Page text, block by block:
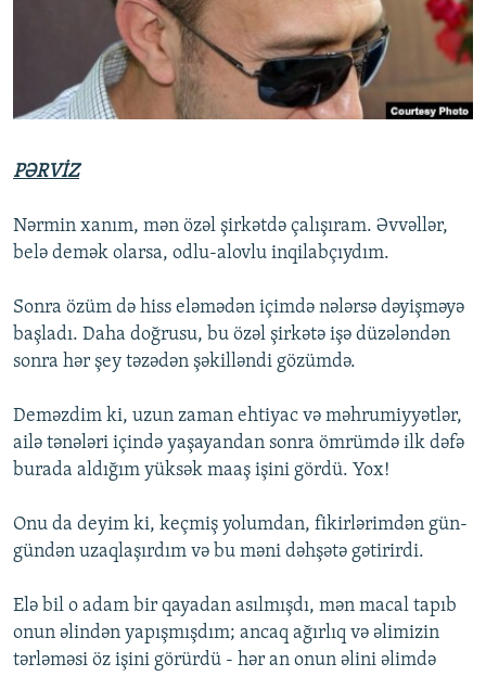
FOTOQALEREYA
İNFOQRAFIKA
KARIKATURA
AZƏRBAYCAN ƏDƏBIYYATI KITABXANASI
İSLAM VƏ DEMOKRATIYA
HAQQIMIZDA
MISSIYAMIZ
PEŞƏ ETIKASI VƏ JURNALISTIKA STANDARTLARIMIZ
AZADLIQRADIOSU MOBIL TELEFONUNUZDA
BIZIMLƏ ƏLAQƏ
XƏBƏR BÜLLETENLƏRIMIZ
BIZI IZLƏ
PƏRVİZ
Nərmin xanım, mən özəl şirkətdə çalışıram. Əvvəllər,
belə demək olarsa, odlu-alovlu inqilabçıydım.
Sonra özüm də hiss eləmədən içimdə nələrsə dəyişməyə
başladı. Daha doğrusu, bu özəl şirkətə işə düzələndən
sonra hər şey təzədən şəkilləndi gözümdə.
Deməzdim ki, uzun zaman ehtiyac və məhrumiyyətlər,
ailə tənələri içində yaşayandan sonra ömrümdə ilk dəfə
burada aldığım yüksək maaş işini gördü. Yox!
Onu da deyim ki, keçmiş yolumdan, fikirlərimdən gün-
gündən uzaqlaşırdım və bu məni dəhşətə gətirirdi.
Elə bil o adam bir qayadan asılmışdı, mən macal tapıb
onun əlindən yapışmışdım; ancaq ağırlıq və əlimizin
tərləməsi öz işini görürdü - hər an onun əlini əlimdə